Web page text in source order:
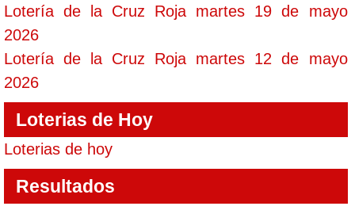
Lotería de la Cruz Roja martes 19 de mayo
2026
Lotería de la Cruz Roja martes 12 de mayo
2026
Loterias de Hoy
Loterias de hoy
Resultados